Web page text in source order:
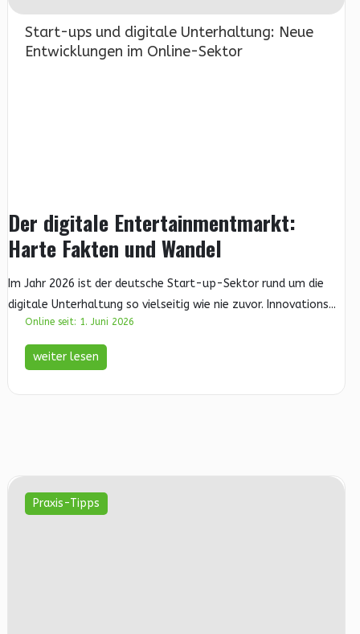
Start-ups und digitale Unterhaltung: Neue
Entwicklungen im Online-Sektor
Der digitale Entertainmentmarkt:
Harte Fakten und Wandel
Im Jahr 2026 ist der deutsche Start-up-Sektor rund um die
digitale Unterhaltung so vielseitig wie nie zuvor. Innovations...
Online seit: 1. Juni 2026
weiter lesen
Praxis-Tipps